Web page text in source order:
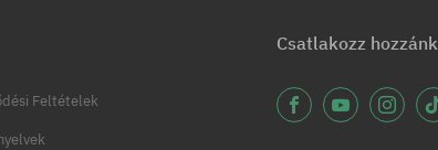
Feltételek
Csatlakozz hozzánk